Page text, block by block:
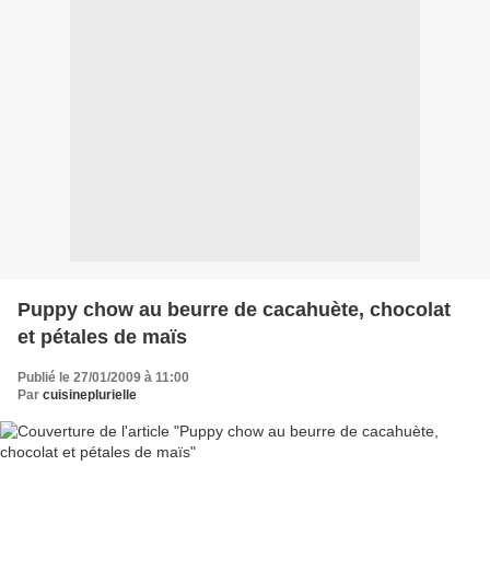
Puppy chow au beurre de cacahuète, chocolat
et pétales de maïs
Publié le 27/01/2009 à 11:00
Par cuisineplurielle